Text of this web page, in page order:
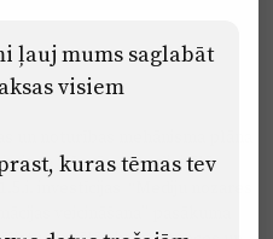
un noturības mehānisma plāna
“Uzņēmumu digitālā
investīcijas “Mediju nozares
veicināšana” pasākuma
ļauj mums saglabāt
visiem
kuras tēmas tev